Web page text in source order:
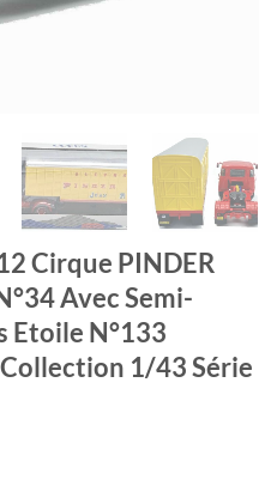
Cirque PINDER
Avec Semi-
Etoile N°133
1/43 Série